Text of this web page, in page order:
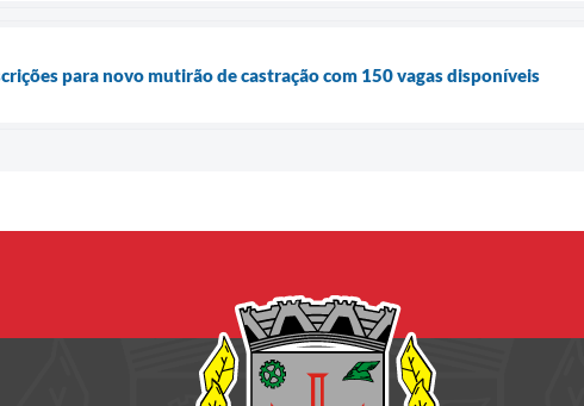
para novo mutirão de castração com 150 vagas disponíveis